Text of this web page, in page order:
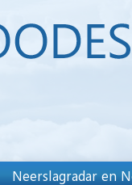
Neerslagradar en